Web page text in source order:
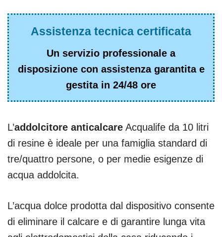
Assistenza tecnica certificata
Un servizio professionale a
disposizione con assistenza garantita e
gestita in 24/48 ore
L’addolcitore anticalcare Acqualife da 10 litri
di resine è ideale per una famiglia standard di
tre/quattro persone, o per medie esigenze di
acqua addolcita.
L’acqua dolce prodotta dal dispositivo consente
di eliminare il calcare e di garantire lunga vita